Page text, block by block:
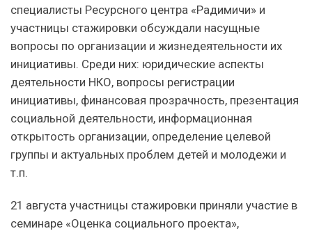
специалисты Ресурсного центра «Радимичи» и
участницы стажировки обсуждали насущные
вопросы по организации и жизнедеятельности их
инициативы. Среди них: юридические аспекты
деятельности НКО, вопросы регистрации
инициативы, финансовая прозрачность, презентация
социальной деятельности, информационная
открытость организации, определение целевой
группы и актуальных проблем детей и молодежи и
т.п.
21 августа участницы стажировки приняли участие в
семинаре «Оценка социального проекта»,